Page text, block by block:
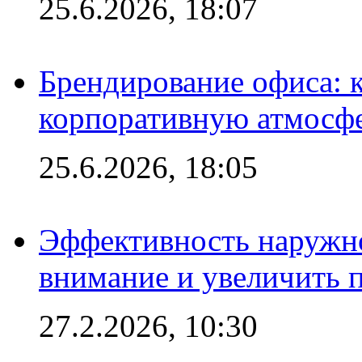
25.6.2026, 18:07
Брендирование офиса:
корпоративную
25.6.2026, 18:05
Эффективность
внимание и увеличить
27.2.2026, 10:30